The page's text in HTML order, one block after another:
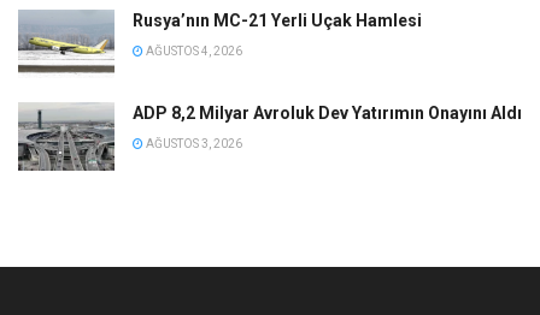
Rusya’nın MC-21 Yerli Uçak Hamlesi
AĞUSTOS 4, 2026
ADP 8,2 Milyar Avroluk Dev Yatırımın Onayını Aldı
AĞUSTOS 3, 2026